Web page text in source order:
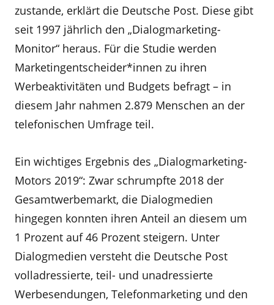
zustande, erklärt die Deutsche Post. Diese gibt
seit 1997 jährlich den „Dialogmarketing-
Monitor“ heraus. Für die Studie werden
Marketingentscheider*innen zu ihren
Werbeaktivitäten und Budgets befragt – in
diesem Jahr nahmen 2.879 Menschen an der
telefonischen Umfrage teil.
Ein wichtiges Ergebnis des „Dialogmarketing-
Motors 2019“: Zwar schrumpfte 2018 der
Gesamtwerbemarkt, die Dialogmedien
hingegen konnten ihren Anteil an diesem um
1 Prozent auf 46 Prozent steigern. Unter
Dialogmedien versteht die Deutsche Post
volladressierte, teil- und unadressierte
Werbesendungen, Telefonmarketing und den